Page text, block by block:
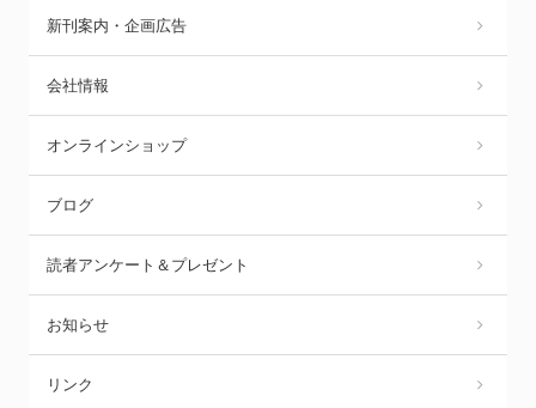
新刊案内・企画広告
会社情報
オンラインショップ
ブログ
読者アンケート＆プレゼント
お知らせ
リンク